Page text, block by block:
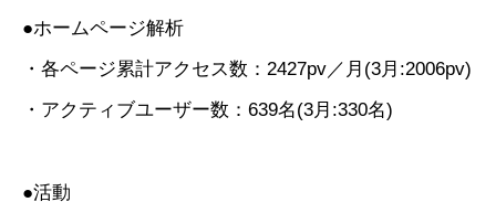
●ホームページ解析
・各ページ累計アクセス数：2427pv／月(3月:2006pv)
・アクティブユーザー数：639名(3月:330名)
●活動